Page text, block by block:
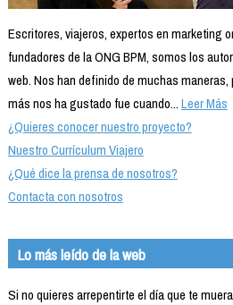
Escritores, viajeros, expertos en marketing
fundadores de la ONG BPM, somos los
web. Nos han definido de muchas maneras,
más nos ha gustado fue cuando...Leer Más
¿Quieres conocer nuestro proyecto?
Nuestro Currículum Viajero
¿Qué dice la prensa de nosotros?
Contacta con nosotros
Lo más leído de la web
Si no quieres arrepentirte el día que te